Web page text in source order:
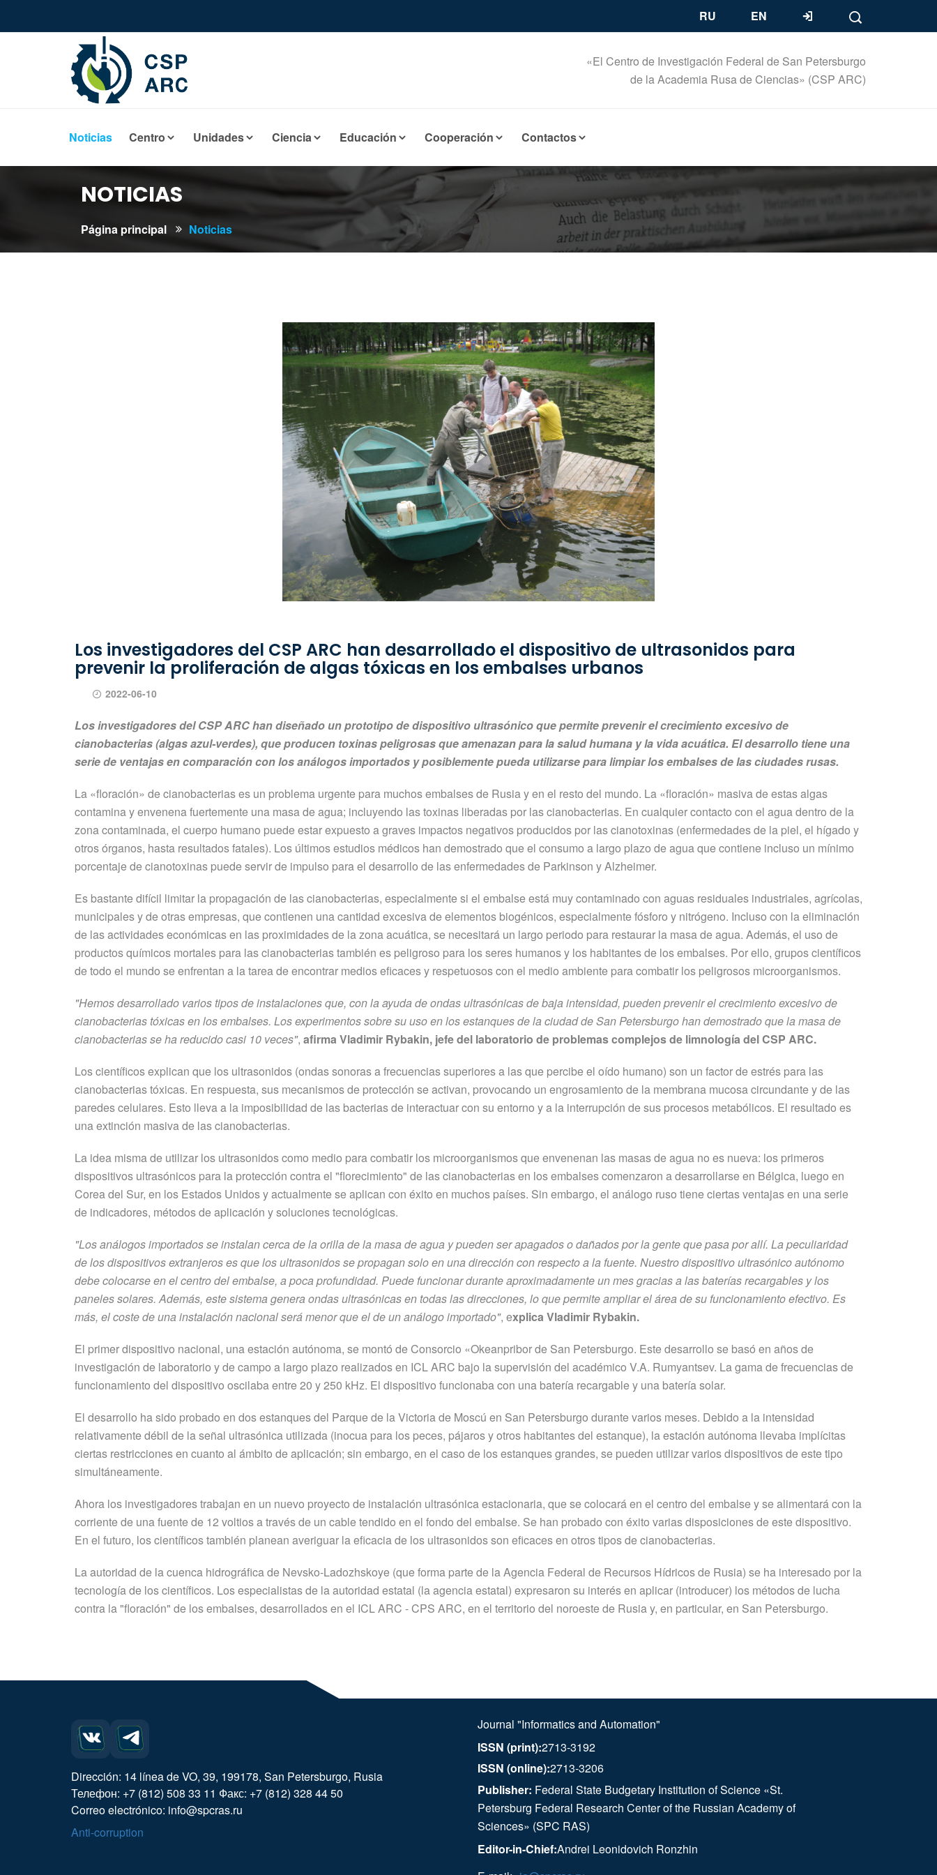
RU EN
«El Centro de Investigación Federal de San Petersburgo
de la Academia Rusa de Ciencias» (CSP ARC)
Noticias Centro Unidades Ciencia Educación Cooperación Contactos
NOTICIAS
Página principal Noticias
Los investigadores del CSP ARC han desarrollado el dispositivo de ultrasonidos para
prevenir la proliferación de algas tóxicas en los embalses urbanos
2022-06-10
Los investigadores del CSP ARC han diseñado un prototipo de dispositivo ultrasónico que permite prevenir el crecimiento excesivo de
cianobacterias (algas azul-verdes), que producen toxinas peligrosas que amenazan para la salud humana y la vida acuática. El desarrollo tiene una
serie de ventajas en comparación con los análogos importados y posiblemente pueda utilizarse para limpiar los embalses de las ciudades rusas.
La «floración» de cianobacterias es un problema urgente para muchos embalses de Rusia y en el resto del mundo. La «floración» masiva de estas algas
contamina y envenena fuertemente una masa de agua; incluyendo las toxinas liberadas por las cianobacterias. En cualquier contacto con el agua dentro de la
zona contaminada, el cuerpo humano puede estar expuesto a graves impactos negativos producidos por las cianotoxinas (enfermedades de la piel, el hígado y
otros órganos, hasta resultados fatales). Los últimos estudios médicos han demostrado que el consumo a largo plazo de agua que contiene incluso un mínimo
porcentaje de cianotoxinas puede servir de impulso para el desarrollo de las enfermedades de Parkinson y Alzheimer.
Es bastante difícil limitar la propagación de las cianobacterias, especialmente si el embalse está muy contaminado con aguas residuales industriales, agrícolas,
municipales y de otras empresas, que contienen una cantidad excesiva de elementos biogénicos, especialmente fósforo y nitrógeno. Incluso con la eliminación
de las actividades económicas en las proximidades de la zona acuática, se necesitará un largo periodo para restaurar la masa de agua. Además, el uso de
productos químicos mortales para las cianobacterias también es peligroso para los seres humanos y los habitantes de los embalses. Por ello, grupos científicos
de todo el mundo se enfrentan a la tarea de encontrar medios eficaces y respetuosos con el medio ambiente para combatir los peligrosos microorganismos.
"Hemos desarrollado varios tipos de instalaciones que, con la ayuda de ondas ultrasónicas de baja intensidad, pueden prevenir el crecimiento excesivo de
cianobacterias tóxicas en los embalses. Los experimentos sobre su uso en los estanques de la ciudad de San Petersburgo han demostrado que la masa de
cianobacterias se ha reducido casi 10 veces", afirma Vladimir Rybakin, jefe del laboratorio de problemas complejos de limnología del CSP ARC.
Los científicos explican que los ultrasonidos (ondas sonoras a frecuencias superiores a las que percibe el oído humano) son un factor de estrés para las
cianobacterias tóxicas. En respuesta, sus mecanismos de protección se activan, provocando un engrosamiento de la membrana mucosa circundante y de las
paredes celulares. Esto lleva a la imposibilidad de las bacterias de interactuar con su entorno y a la interrupción de sus procesos metabólicos. El resultado es
una extinción masiva de las cianobacterias.
La idea misma de utilizar los ultrasonidos como medio para combatir los microorganismos que envenenan las masas de agua no es nueva: los primeros
dispositivos ultrasónicos para la protección contra el "florecimiento" de las cianobacterias en los embalses comenzaron a desarrollarse en Bélgica, luego en
Corea del Sur, en los Estados Unidos y actualmente se aplican con éxito en muchos países. Sin embargo, el análogo ruso tiene ciertas ventajas en una serie
de indicadores, métodos de aplicación y soluciones tecnológicas.
"Los análogos importados se instalan cerca de la orilla de la masa de agua y pueden ser apagados o dañados por la gente que pasa por allí. La peculiaridad
de los dispositivos extranjeros es que los ultrasonidos se propagan solo en una dirección con respecto a la fuente. Nuestro dispositivo ultrasónico autónomo
debe colocarse en el centro del embalse, a poca profundidad. Puede funcionar durante aproximadamente un mes gracias a las baterías recargables y los
paneles solares. Además, este sistema genera ondas ultrasónicas en todas las direcciones, lo que permite ampliar el área de su funcionamiento efectivo. Es
más, el coste de una instalación nacional será menor que el de un análogo importado", explica Vladimir Rybakin.
El primer dispositivo nacional, una estación autónoma, se montó de Consorcio «Okeanpribor de San Petersburgo. Este desarrollo se basó en años de
investigación de laboratorio y de campo a largo plazo realizados en ICL ARC bajo la supervisión del académico V.A. Rumyantsev. La gama de frecuencias de
funcionamiento del dispositivo oscilaba entre 20 y 250 kHz. El dispositivo funcionaba con una batería recargable y una batería solar.
El desarrollo ha sido probado en dos estanques del Parque de la Victoria de Moscú en San Petersburgo durante varios meses. Debido a la intensidad
relativamente débil de la señal ultrasónica utilizada (inocua para los peces, pájaros y otros habitantes del estanque), la estación autónoma llevaba implícitas
ciertas restricciones en cuanto al ámbito de aplicación; sin embargo, en el caso de los estanques grandes, se pueden utilizar varios dispositivos de este tipo
simultáneamente.
Ahora los investigadores trabajan en un nuevo proyecto de instalación ultrasónica estacionaria, que se colocará en el centro del embalse y se alimentará con la
corriente de una fuente de 12 voltios a través de un cable tendido en el fondo del embalse. Se han probado con éxito varias disposiciones de este dispositivo.
En el futuro, los científicos también planean averiguar la eficacia de los ultrasonidos son eficaces en otros tipos de cianobacterias.
La autoridad de la cuenca hidrográfica de Nevsko-Ladozhskoye (que forma parte de la Agencia Federal de Recursos Hídricos de Rusia) se ha interesado por la
tecnología de los científicos. Los especialistas de la autoridad estatal (la agencia estatal) expresaron su interés en aplicar (introducer) los métodos de lucha
contra la "floración" de los embalses, desarrollados en el ICL ARC - CPS ARC, en el territorio del noroeste de Rusia y, en particular, en San Petersburgo.
Dirección: 14 línea de VO, 39, 199178, San Petersburgo, Rusia
Телефон: +7 (812) 508 33 11 Факс: +7 (812) 328 44 50
Correo electrónico: info@spcras.ru
Anti-corruption
Journal "Informatics and Automation"
ISSN (print):2713-3192
ISSN (online):2713-3206
Publisher: Federal State Budgetary Institution of Science «St.
Petersburg Federal Research Center of the Russian Academy of
Sciences» (SPC RAS)
Editor-in-Chief:Andrei Leonidovich Ronzhin